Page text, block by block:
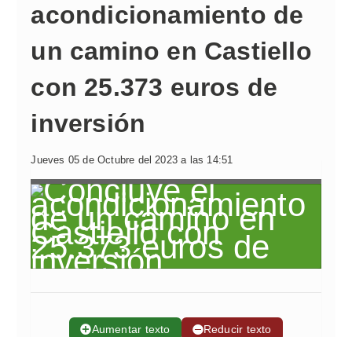
acondicionamiento de
un camino en Castiello
con 25.373 euros de
inversión
Jueves 05 de Octubre del 2023 a las 14:51
➕Aumentar texto ➖Reducir texto